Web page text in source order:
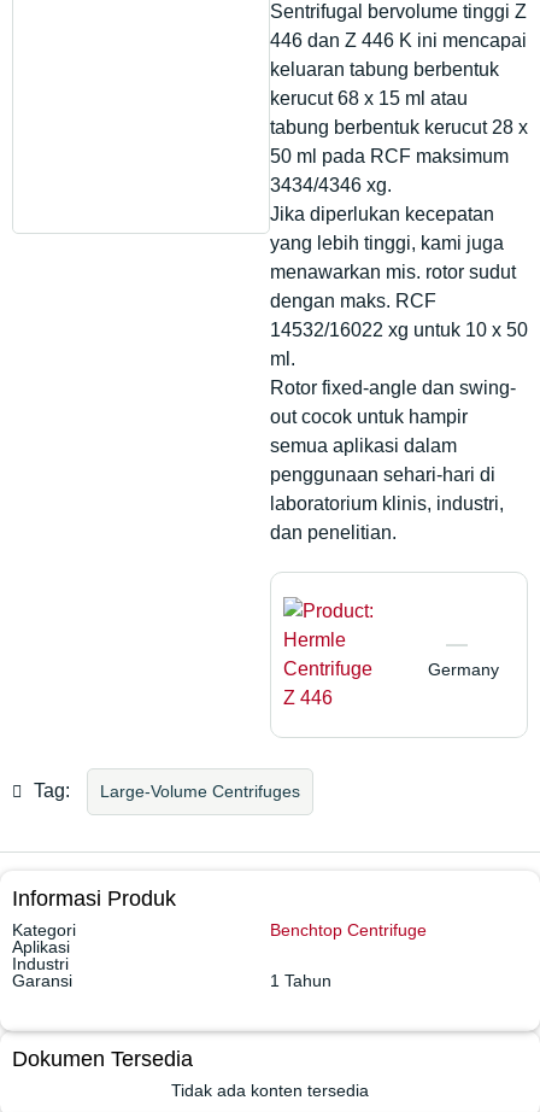
Sentrifugal bervolume tinggi Z
446 dan Z 446 K ini mencapai
keluaran tabung berbentuk
kerucut 68 x 15 ml atau
tabung berbentuk kerucut 28 x
50 ml pada RCF maksimum
3434/4346 xg.
Jika diperlukan kecepatan
yang lebih tinggi, kami juga
menawarkan mis. rotor sudut
dengan maks. RCF
14532/16022 xg untuk 10 x 50
ml.
Rotor fixed-angle dan swing-
out cocok untuk hampir
semua aplikasi dalam
penggunaan sehari-hari di
laboratorium klinis, industri,
dan penelitian.
Germany
Tag: Large-Volume Centrifuges
Informasi Produk
Kategori
Benchtop Centrifuge
Aplikasi
Industri
Garansi
1 Tahun
Dokumen Tersedia
Tidak ada konten tersedia